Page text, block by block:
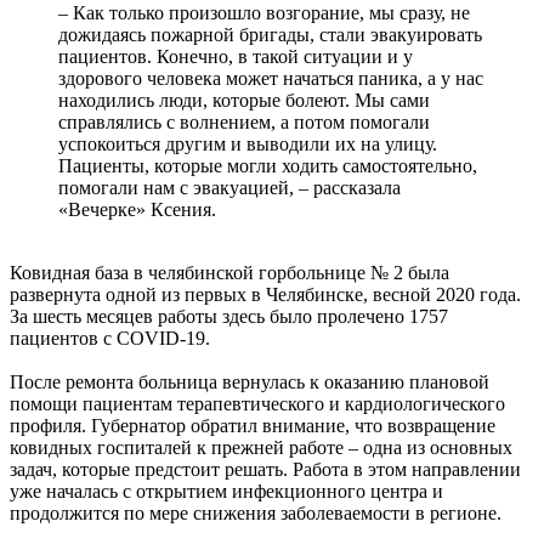
– Как только произошло возгорание, мы сразу, не
дожидаясь пожарной бригады, стали эвакуировать
пациентов. Конечно, в такой ситуации и у
здорового человека может начаться паника, а у нас
находились люди, которые болеют. Мы сами
справлялись с волнением, а потом помогали
успокоиться другим и выводили их на улицу.
Пациенты, которые могли ходить самостоятельно,
помогали нам с эвакуацией, – рассказала
«Вечерке» Ксения.
Ковидная база в челябинской горбольнице № 2 была
развернута одной из первых в Челябинске, весной 2020 года.
За шесть месяцев работы здесь было пролечено 1757
пациентов с COVID-19.
После ремонта больница вернулась к оказанию плановой
помощи пациентам терапевтического и кардиологического
профиля. Губернатор обратил внимание, что возвращение
ковидных госпиталей к прежней работе – одна из основных
задач, которые предстоит решать. Работа в этом направлении
уже началась с открытием инфекционного центра и
продолжится по мере снижения заболеваемости в регионе.